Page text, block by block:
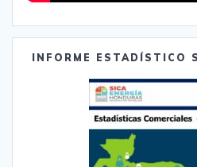
INFORME ESTADÍSTICO